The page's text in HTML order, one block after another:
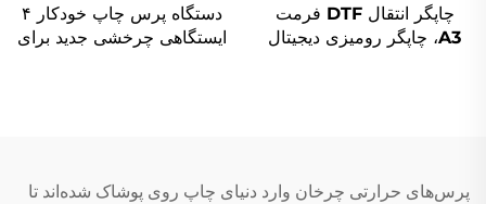
چاپگر انتقال DTF فرمت
A3، چاپگر رومیزی دیجیتال
دستگاه پرس چاپ خودکار ۴
ایستگاهی چرخشی جدید برای
پرس‌های حرارتی چرخان وارد دنیای چاپ روی پوشاک شده‌اند تا